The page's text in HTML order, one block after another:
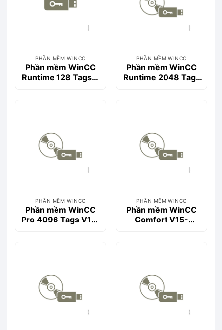
PHẦN MỀM WINCC
Phần mềm WinCC
Runtime 128 Tags->
PHẦN MỀM WINCC
Phần mềm WinCC
Runtime 2048 Tags
PHẦN MỀM WINCC
Phần mềm WinCC
Pro 4096 Tags V15-
PHẦN MỀM WINCC
Phần mềm WinCC
Comfort V15-